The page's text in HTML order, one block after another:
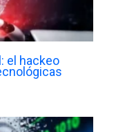
el hackeo